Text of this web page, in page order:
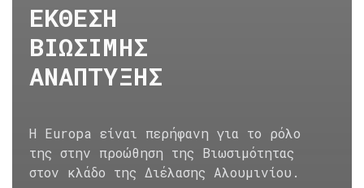
ΕΚΘΕΣΗ
ΒΙΩΣΙΜΗΣ
ΑΝΑΠΤΥΞΗΣ
Η Europa είναι περήφανη για το ρόλο
της στην προώθηση της Βιωσιμότητας
στον κλάδο της Διέλασης Αλουμινίου.